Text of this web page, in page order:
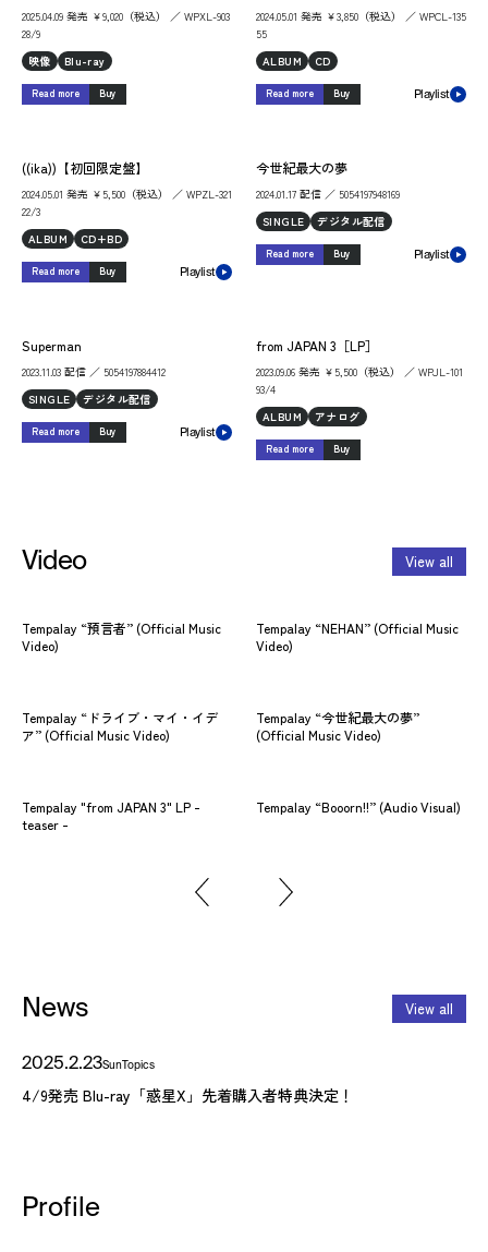
2025.04.09 発売 ￥9,020（税込） ／ WPXL-903
28/9
映像
Blu-ray
Read more Buy
2024.05.01 発売 ￥3,850（税込） ／ WPCL-135
55
ALBUM
CD
Read more Buy Playlist
((ika))【初回限定盤】
2024.05.01 発売 ￥5,500（税込） ／ WPZL-321
22/3
ALBUM
CD+BD
Read more Buy Playlist
今世紀最大の夢
2024.01.17 配信 ／ 5054197948169
SINGLE
デジタル配信
Read more Buy Playlist
Superman
2023.11.03 配信 ／ 5054197884412
SINGLE
デジタル配信
Read more Buy Playlist
from JAPAN 3［LP］
2023.09.06 発売 ￥5,500（税込） ／ WPJL-101
93/4
ALBUM
アナログ
Read more Buy
Video View all
Tempalay “預言者” (Official Music
Video)
Tempalay “NEHAN” (Official Music
Video)
Tempalay “ドライブ・マイ・イデ
ア” (Official Music Video)
Tempalay “今世紀最大の夢”
(Official Music Video)
Tempalay "from JAPAN 3" LP -
teaser -
Tempalay “Booorn!!” (Audio Visual)
News View all
2025.2.23Sun Topics
4/9発売 Blu-ray「惑星X」先着購入者特典決定！
Profile